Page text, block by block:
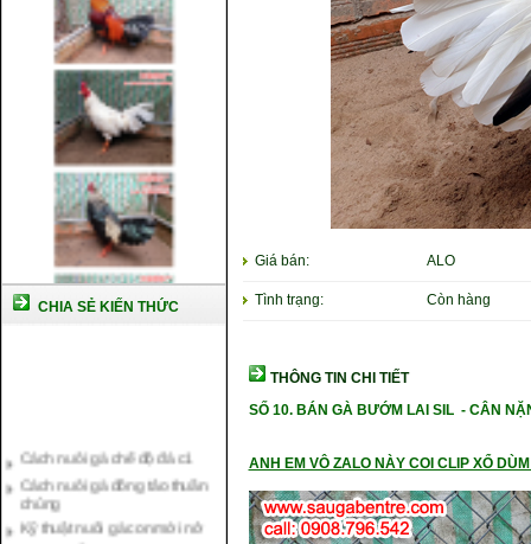
CHIA SẺ KIẾN THỨC
Cách nuôi gà đông tảo thuần
Kỹ thuật nuôi gà con mới nở
Hướng dẫn nuôi gà đá
Giá bán: ALO
Tình trạng: Còn hàng
THÔNG TIN CHI TIẾT
SỐ 10.BÁN GÀ BƯỚM LAI SIL - CÂN NẶ
ANH EM VÔ ZALO NÀY COI CLIP XỔ